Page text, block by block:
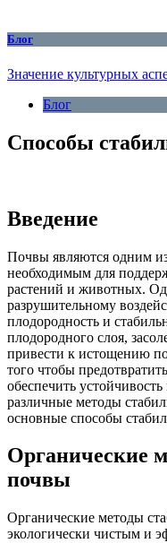
Блог
Значение культурных
Блог
Способы
Введение
Почвы являются одним
необходимым для
растений и животных.
разрушительному
плодородность и
плодородного слоя,
привести к истощению
того чтобы
обеспечить
различные методы
основные способы
Органические
почвы
Органические методы
экологически чистым и